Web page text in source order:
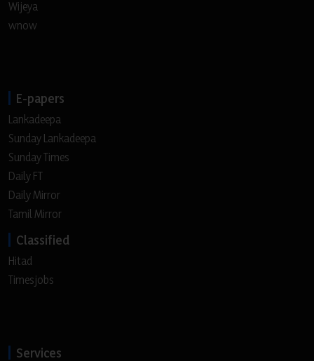
Wijeya
wnow
E-papers
Lankadeepa
Sunday Lankadeepa
Sunday Times
Daily FT
Daily Mirror
Tamil Mirror
Classified
Hitad
Timesjobs
Services